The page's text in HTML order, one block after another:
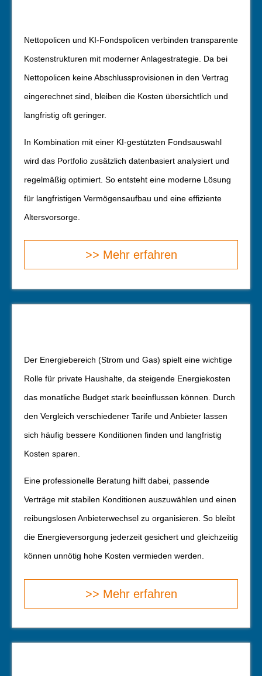
Nettopolicen und KI-Fondspolicen verbinden transparente
Kostenstrukturen mit moderner Anlagestrategie. Da bei
Nettopolicen keine Abschlussprovisionen in den Vertrag
eingerechnet sind, bleiben die Kosten übersichtlich und
langfristig oft geringer.
In Kombination mit einer KI-gestützten Fondsauswahl
wird das Portfolio zusätzlich datenbasiert analysiert und
regelmäßig optimiert. So entsteht eine moderne Lösung
für langfristigen Vermögensaufbau und eine effiziente
Alters­vorsorge.
>> Mehr erfahren
Der Energiebereich (Strom und Gas) spielt eine wichtige
Rolle für private Haushalte, da steigende Energiekosten
das monatliche Budget stark beeinflussen können. Durch
den Vergleich verschiedener Tarife und Anbieter lassen
sich häufig bessere Konditionen finden und langfristig
Kosten sparen.
Eine professionelle Beratung hilft dabei, passende
Verträge mit stabilen Konditionen auszuwählen und einen
reibungslosen Anbieterwechsel zu organisieren. So bleibt
die Energieversorgung jederzeit gesichert und gleichzeitig
können unnötig hohe Kosten vermieden werden.
>> Mehr erfahren